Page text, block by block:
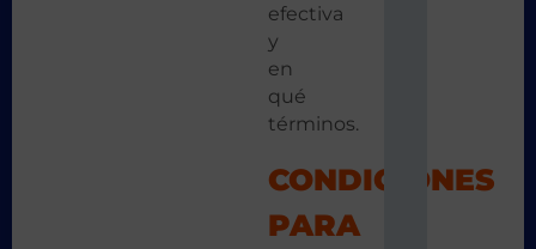
efectiva
y
en
qué
términos.
CONDICIONES
PARA